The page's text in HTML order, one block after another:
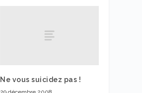
Ne vous suicidez pas !